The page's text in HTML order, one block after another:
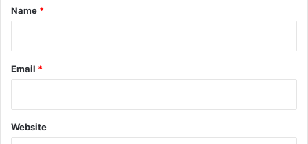
*
Name *
Email *
Website